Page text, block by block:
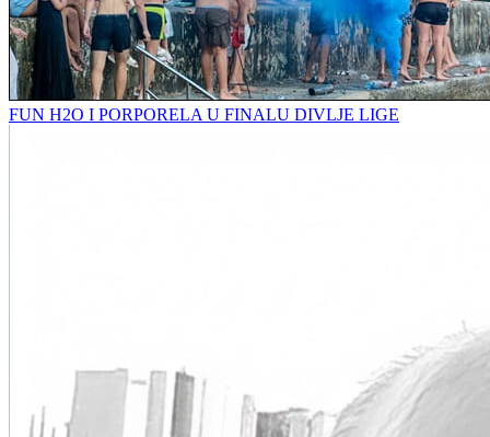
FUN H2O I PORPORELA U FINALU DIVLJE LIGE